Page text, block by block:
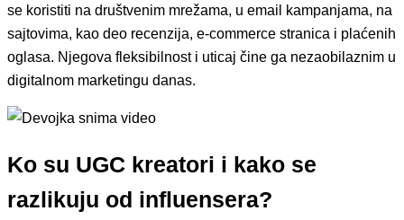
se koristiti na društvenim mrežama, u email kampanjama, na
sajtovima, kao deo recenzija, e-commerce stranica i plaćenih
oglasa. Njegova fleksibilnost i uticaj čine ga nezaobilaznim u
digitalnom marketingu danas.
Ko su UGC kreatori i kako se
razlikuju od influensera?